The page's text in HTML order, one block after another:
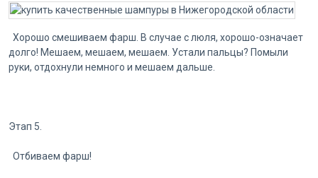
Хорошо смешиваем фарш. В случае с люля, хорошо-означает
долго! Мешаем, мешаем, мешаем. Устали пальцы? Помыли
руки, отдохнули немного и мешаем дальше.
Этап 5.
Отбиваем фарш!